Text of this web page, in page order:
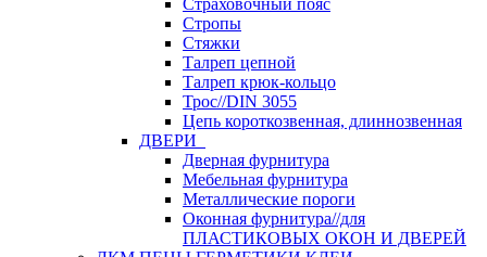
Страховочный пояс
Стропы
Стяжки
Талреп цепной
Талреп крюк-кольцо
Трос//DIN 3055
Цепь короткозвенная, длиннозвенная
ДВЕРИ
Дверная фурнитура
Мебельная фурнитура
Металлические пороги
Оконная фурнитура//для
ПЛАСТИКОВЫХ ОКОН И ДВЕРЕЙ